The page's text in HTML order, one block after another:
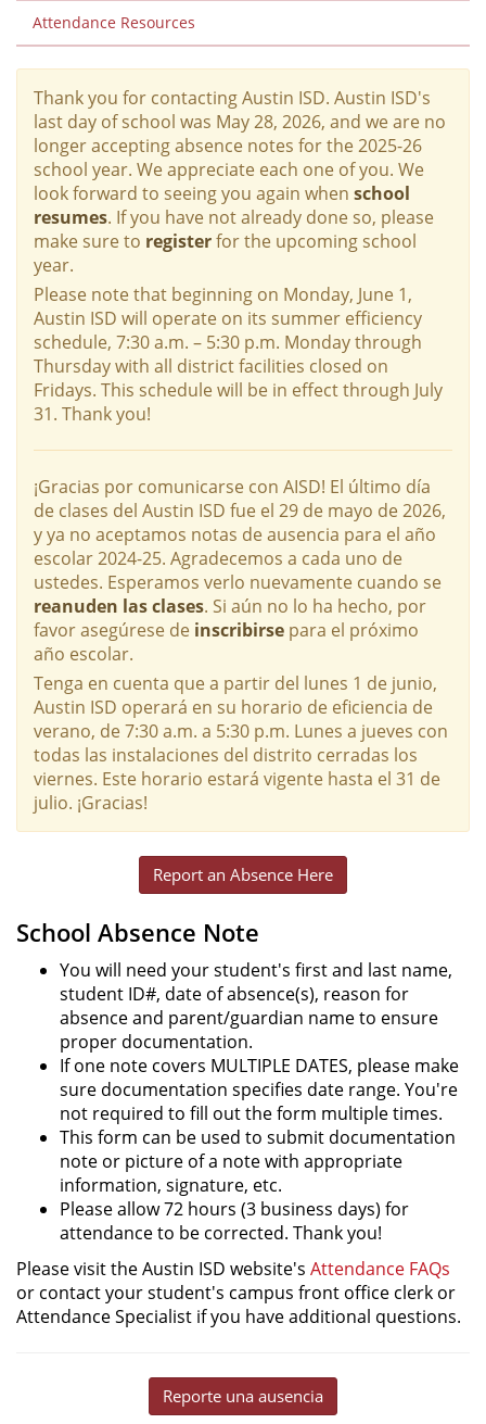
Attendance Resources
Thank you for contacting Austin ISD. Austin ISD's
last day of school was May 28, 2026, and we are no
longer accepting absence notes for the 2025-26
school year. We appreciate each one of you. We
look forward to seeing you again when school
resumes. If you have not already done so, please
make sure to registerfor the upcoming school
year.
Please note that beginning on Monday, June 1,
Austin ISD will operate on its summer efficiency
schedule, 7:30 a.m. – 5:30 p.m. Monday through
Thursday with all district facilities closed on
Fridays. This schedule will be in effect through July
31. Thank you!
¡Gracias por comunicarse con AISD! El último día
de clases del Austin ISD fue el 29 de mayo de 2026,
y ya no aceptamos notas de ausencia para el año
escolar 2024-25. Agradecemos a cada uno de
ustedes. Esperamos verlo nuevamente cuando se
reanuden las clases. Si aún no lo ha hecho, por
favor asegúrese de inscribirse para el próximo
año escolar.
Tenga en cuenta que a partir del lunes 1 de junio,
Austin ISD operará en su horario de eficiencia de
verano, de 7:30 a.m. a 5:30 p.m. Lunes a jueves con
todas las instalaciones del distrito cerradas los
viernes. Este horario estará vigente hasta el 31 de
julio. ¡Gracias!
Report an Absence Here
School Absence Note
You will need your student's first and last name,
student ID#, date of absence(s), reason for
absence and parent/guardian name to ensure
proper documentation.
If one note covers MULTIPLE DATES, please make
sure documentation specifies date range. You're
not required to fill out the form multiple times.
This form can be used to submit documentation
note or picture of a note with appropriate
information, signature, etc.
Please allow 72 hours (3 business days) for
attendance to be corrected. Thank you!
Please visit the Austin ISD website's Attendance FAQs
or contact your student's campus front office clerk or
Attendance Specialist if you have additional questions.
Reporte una ausencia